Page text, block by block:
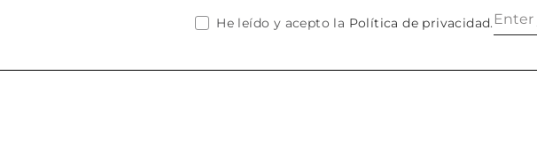
He leído y acepto la Política de privacidad.